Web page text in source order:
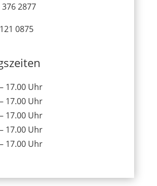
2877
0875
17.00 Uhr
17.00 Uhr
17.00 Uhr
17.00 Uhr
17.00 Uhr